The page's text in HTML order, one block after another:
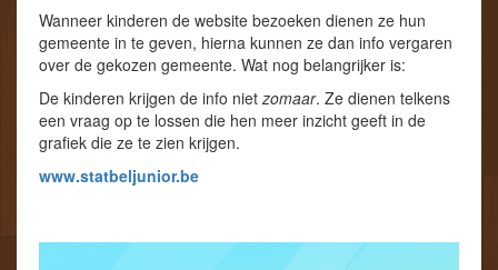
Wanneer kinderen de website bezoeken dienen ze hun
gemeente in te geven, hierna kunnen ze dan info vergaren
over de gekozen gemeente. Wat nog belangrijker is:
De kinderen krijgen de info nietzomaar. Ze dienen telkens
een vraag op te lossen die hen meer inzicht geeft in de
grafiek die ze te zien krijgen.
www.statbeljunior.be